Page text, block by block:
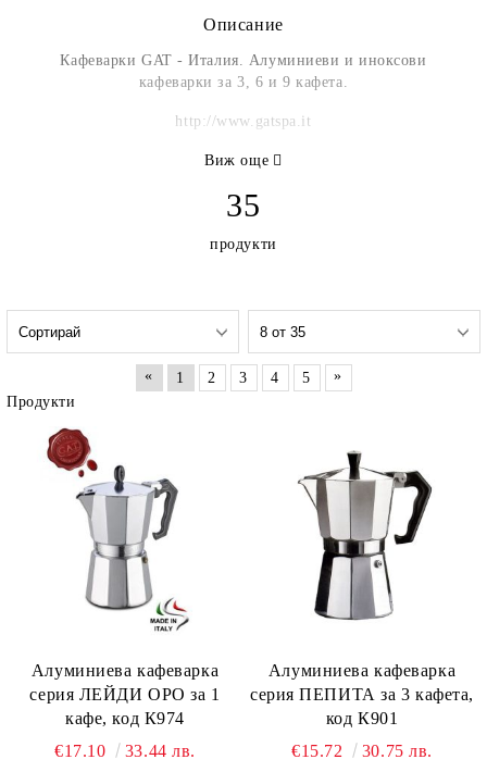
Описание
Кафеварки GAT - Италия. Алуминиеви и иноксови
кафеварки за 3, 6 и 9 кафета.
http://www.gatspa.it
Виж още
35
продукти
« 1 2 3 4 5
»
Продукти
Алуминиева кафеварка
серия ЛЕЙДИ ОРО за 1
кафе, код К974
€17.10
33.44 лв.
Алуминиева кафеварка
серия ПЕПИТА за 3 кафета,
код К901
€15.72
30.75 лв.